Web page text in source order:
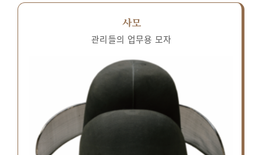
사모
관리들의 업무용 모자